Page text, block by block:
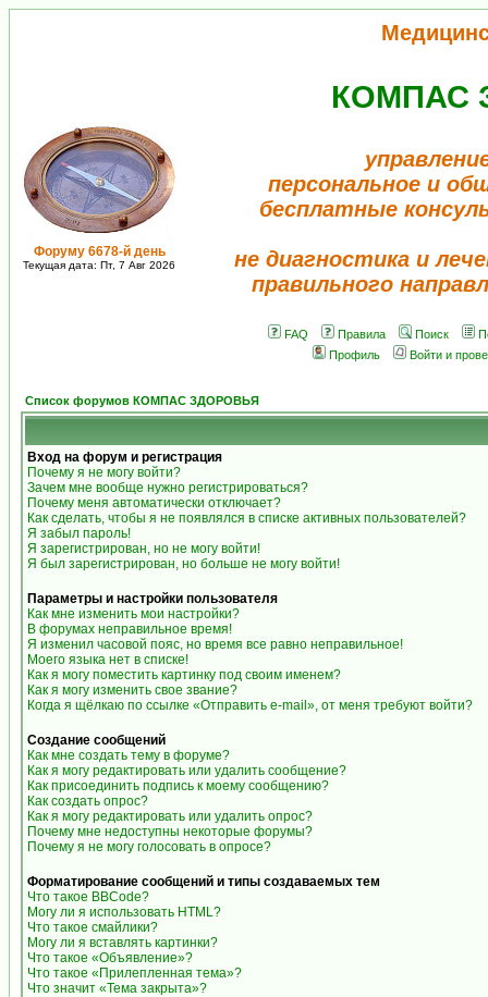
Форуму 6678-й день
Текущая дата: Пт, 7 Авг 2026
КОМПАС
персональное и
бесплатные
не диагностика и
правильного
FAQ Правила Поиск
Профиль
Войти и
Список форумов КОМПАС ЗДОРОВЬЯ
Вход на форум и регистрация
Почему я не могу войти?
Зачем мне вообще нужно регистрироваться?
Почему меня автоматически отключает?
Как сделать, чтобы я не появлялся в списке активных пользователей?
Я забыл пароль!
Я зарегистрирован, но не могу войти!
Я был зарегистрирован, но больше не могу войти!
Параметры и настройки пользователя
Как мне изменить мои настройки?
В форумах неправильное время!
Я изменил часовой пояс, но время все равно неправильное!
Моего языка нет в списке!
Как я могу поместить картинку под своим именем?
Как я могу изменить свое звание?
Когда я щёлкаю по ссылке «Отправить e-mail», от меня требуют войти?
Создание сообщений
Как мне создать тему в форуме?
Как я могу редактировать или удалить сообщение?
Как присоединить подпись к моему сообщению?
Как создать опрос?
Как я могу редактировать или удалить опрос?
Почему мне недоступны некоторые форумы?
Почему я не могу голосовать в опросе?
Форматирование сообщений и типы создаваемых тем
Что такое BBCode?
Могу ли я использовать HTML?
Что такое смайлики?
Могу ли я вставлять картинки?
Что такое «Объявление»?
Что такое «Прилепленная тема»?
Что значит «Тема закрыта»?